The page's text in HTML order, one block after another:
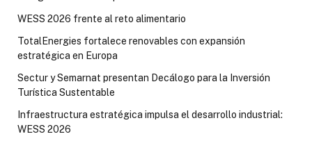
WESS 2026 frente al reto alimentario
TotalEnergies fortalece renovables con expansión
estratégica en Europa
Sectur y Semarnat presentan Decálogo para la Inversión
Turística Sustentable
Infraestructura estratégica impulsa el desarrollo industrial:
WESS 2026